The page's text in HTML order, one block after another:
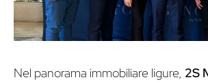
Nel panorama immobiliare ligure, 2S